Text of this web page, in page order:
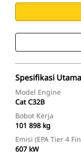
Spesifikasi Utama
Model Engine
Cat C32B
Bobot Kerja
101 898 kg
Emisi (EPA Tier 4
607 kW